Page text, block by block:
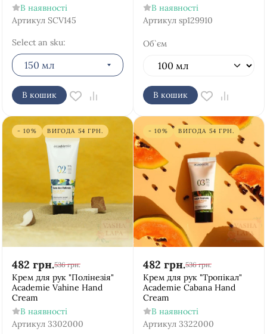
В наявності
Артикул SCV145
Select an sku:
150 мл
В кошик
В наявності
Артикул sp129910
Об`єм
В кошик
- 10% ВИГОДА 54 ГРН.
482 грн.536 грн.
Крем для рук "Полінезія"
Academie Vahine Hand
Cream
В наявності
Артикул 3302000
- 10% ВИГОДА 54 ГРН.
482 грн.536 грн.
Крем для рук "Тропікал"
Academie Cabana Hand
Cream
В наявності
Артикул 3322000